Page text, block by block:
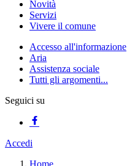
Novità
Servizi
Vivere il comune
Accesso all'informazione
Aria
Assistenza sociale
Tutti gli argomenti...
Seguici su
Accedi
Home